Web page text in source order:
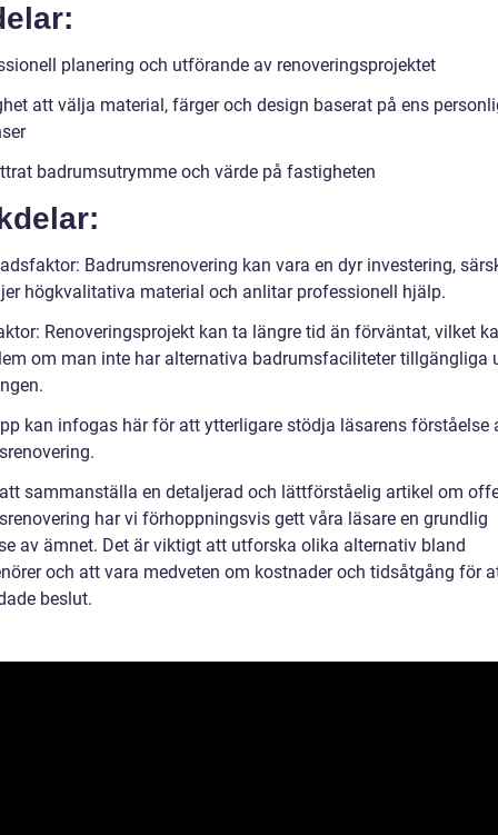
planering och utförande av renoveringsprojektet
att välja material, färger och design baserat på ens
badrumsutrymme och värde på fastigheten
Badrumsrenovering kan vara en dyr investering,
högkvalitativa material och anlitar professionell hjälp.
Renoveringsprojekt kan ta längre tid än förväntat, vilket
om man inte har alternativa badrumsfaciliteter tillgängliga
kan infogas här för att ytterligare stödja läsarens förståelse
sammanställa en detaljerad och lättförståelig artikel om
har vi förhoppningsvis gett våra läsare en grundlig
av ämnet. Det är viktigt att utforska olika alternativ bland
och att vara medveten om kostnader och tidsåtgång för
beslut.